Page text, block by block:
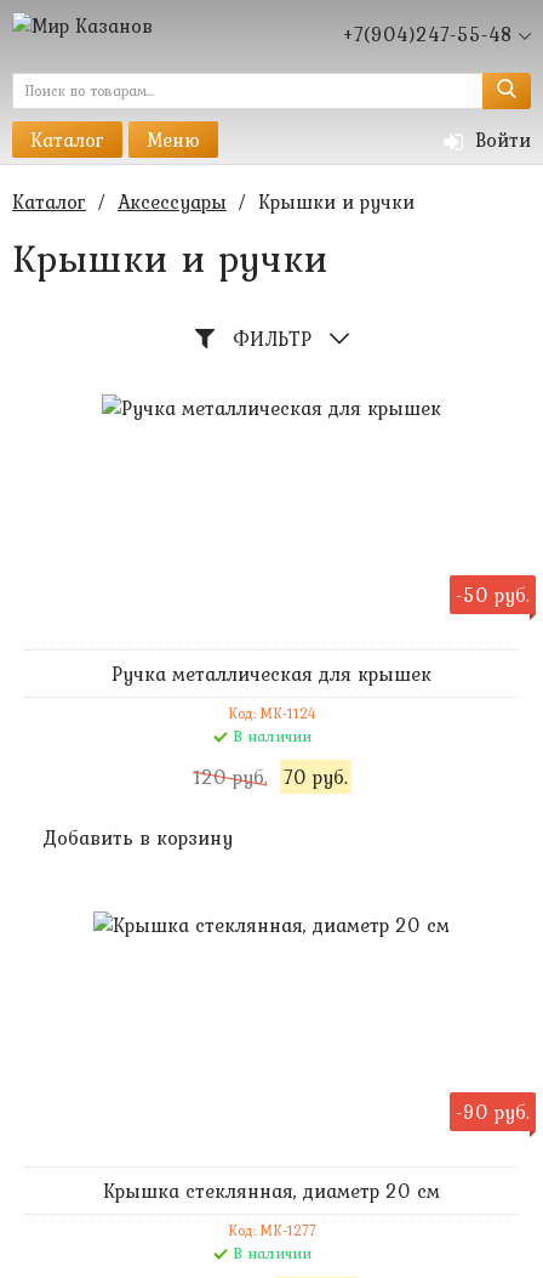
+7(904)247-55-48
Каталог Меню Войти
Каталог / Аксессуары / Крышки и ручки
Крышки и ручки
ФИЛЬТР
-50 руб.
Ручка металлическая для крышек
Код: MK-1124
В наличии
120 руб. 70 руб.
Добавить в корзину
-90 руб.
Крышка стеклянная, диаметр 20 см
Код: MK-1277
В наличии